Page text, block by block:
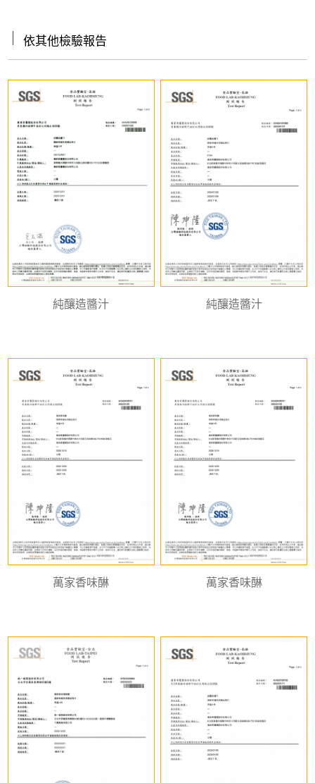
依其他檢驗報告
純釀造醬汁 純釀造醬汁
萬家香味醂 萬家香味醂